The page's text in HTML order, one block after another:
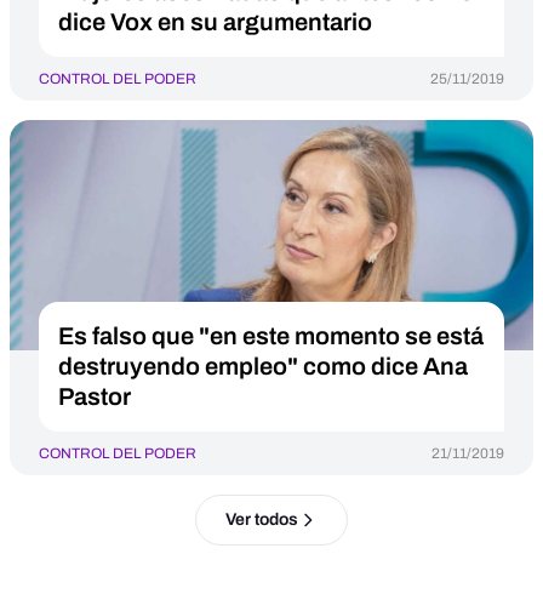
dice Vox en su argumentario
CONTROL DEL PODER 25/11/2019
Es falso que "en este momento se está
destruyendo empleo" como dice Ana
Pastor
CONTROL DEL PODER 21/11/2019
Ver todos